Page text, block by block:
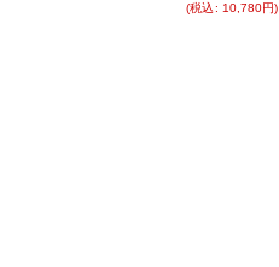
(税込: 10,780円)